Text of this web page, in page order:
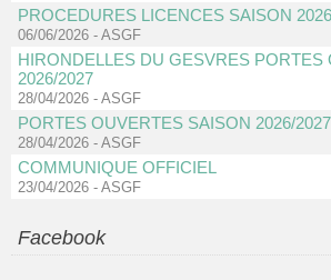
PROCEDURES LICENCES SAISON
06/06/2026 - ASGF
HIRONDELLES DU GESVRES PORTES
2026/2027
28/04/2026 - ASGF
PORTES OUVERTES SAISON 2026/2027
28/04/2026 - ASGF
COMMUNIQUE OFFICIEL
23/04/2026 - ASGF
Facebook